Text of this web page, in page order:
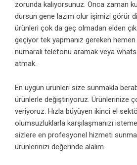
zorunda kalıyorsunuz. Onca zaman
dursun gene lazım olur işimizi görür
ürünleri çok da geç olmadan elden
geçiyor tek yapmanız gereken
numaralı telefonu aramak veya
atmak.
En uygun ürünleri size sunmakla
ürünlerle değiştiriyoruz. Ürünlerinize
veriyoruz. Hızla büyüyen ikinci el
olumsuzluklarla karşılaşmanızı
sizlere en profesyonel hizmeti
ürünlerinizi değerinde alalım.